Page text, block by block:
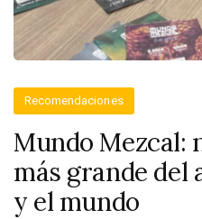
Recomendaciones
Mundo Mezcal:
más grande del
y el mundo